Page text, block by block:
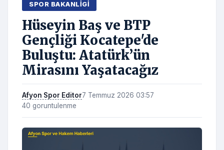
SPOR BAKANLIGI
Hüseyin Baş ve BTP
Gençliği Kocatepe'de
Buluştu: Atatürk’ün
Mirasını Yaşatacağız
Afyon Spor Editor7 Temmuz 2026 03:57
40 goruntulenme